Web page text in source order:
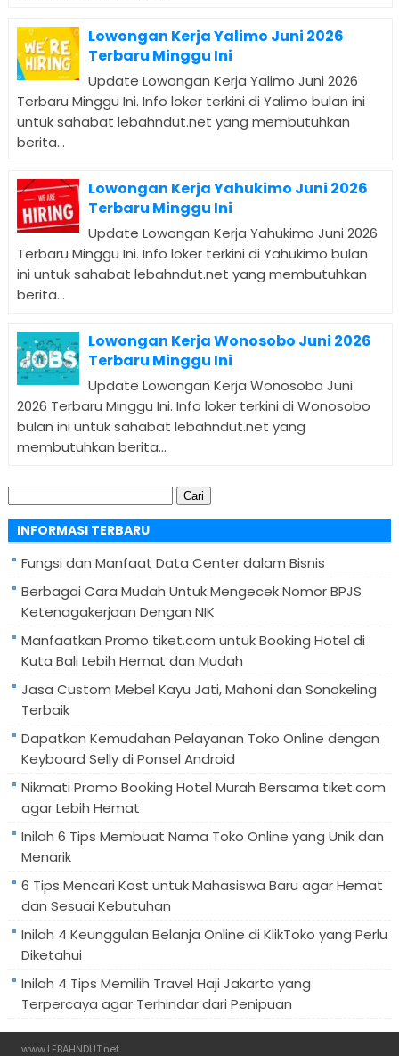
Lowongan Kerja Yalimo Juni 2026
Terbaru Minggu Ini
Update Lowongan Kerja Yalimo Juni 2026
Terbaru Minggu Ini. Info loker terkini di Yalimo bulan ini
untuk sahabat lebahndut.net yang membutuhkan
berita...
Lowongan Kerja Yahukimo Juni 2026
Terbaru Minggu Ini
Update Lowongan Kerja Yahukimo Juni 2026
Terbaru Minggu Ini. Info loker terkini di Yahukimo bulan
ini untuk sahabat lebahndut.net yang membutuhkan
berita...
Lowongan Kerja Wonosobo Juni 2026
Terbaru Minggu Ini
Update Lowongan Kerja Wonosobo Juni
2026 Terbaru Minggu Ini. Info loker terkini di Wonosobo
bulan ini untuk sahabat lebahndut.net yang
membutuhkan berita...
Cari
untuk:
INFORMASI TERBARU
Fungsi dan Manfaat Data Center dalam Bisnis
Berbagai Cara Mudah Untuk Mengecek Nomor BPJS
Ketenagakerjaan Dengan NIK
Manfaatkan Promo tiket.com untuk Booking Hotel di
Kuta Bali Lebih Hemat dan Mudah
Jasa Custom Mebel Kayu Jati, Mahoni dan Sonokeling
Terbaik
Dapatkan Kemudahan Pelayanan Toko Online dengan
Keyboard Selly di Ponsel Android
Nikmati Promo Booking Hotel Murah Bersama tiket.com
agar Lebih Hemat
Inilah 6 Tips Membuat Nama Toko Online yang Unik dan
Menarik
6 Tips Mencari Kost untuk Mahasiswa Baru agar Hemat
dan Sesuai Kebutuhan
Inilah 4 Keunggulan Belanja Online di KlikToko yang Perlu
Diketahui
Inilah 4 Tips Memilih Travel Haji Jakarta yang
Terpercaya agar Terhindar dari Penipuan
www.LEBAHNDUT.net.